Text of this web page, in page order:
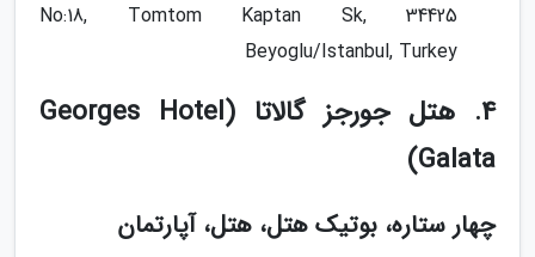
No:18, Tomtom Kaptan Sk, 34425
Beyoglu/Istanbul, Turkey
4. هتل جورجز گالاتا (Georges Hotel
Galata)
چهار ستاره، بوتیک هتل، هتل، آپارتمان